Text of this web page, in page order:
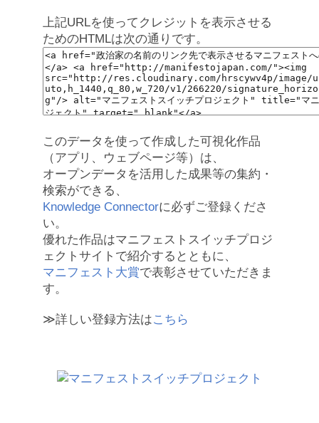
上記URLを使ってクレジットを表示させる
ためのHTMLは次の通りです。
このデータを使って作成した可視化作品
（アプリ、ウェブページ等）は、
オープンデータを活用した成果等の集約・
検索ができる、
Knowledge Connectorに必ずご登録くださ
い。
優れた作品はマニフェストスイッチプロジ
ェクトサイトで紹介するとともに、
マニフェスト大賞で表彰させていただきま
す。
≫詳しい登録方法はこちら